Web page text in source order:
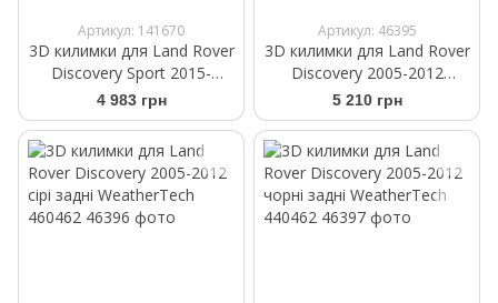
Артикул: 141670
3D килимки для Land Rover
Discovery Sport 2015-
какао 3 ряд WeatherTech
477963
4 983 грн
Артикул: 46395
3D килимки для Land Rover
Discovery 2005-2012
бежеві задні WeatherTech
450462
5 210 грн